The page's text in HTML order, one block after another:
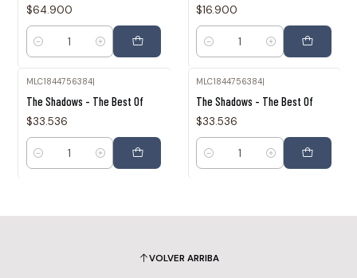
$64.900
Cantidad
$16.900
Cantidad
MLC1844756384|
The Shadows - The Best Of
$33.536
Cantidad
MLC1844756384|
The Shadows - The Best Of
$33.536
Cantidad
VOLVER ARRIBA